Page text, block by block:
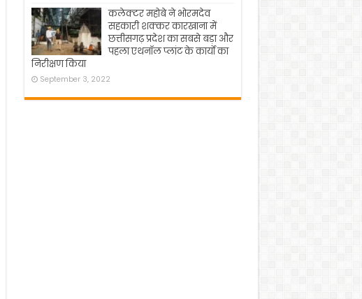
कलेक्टर महोबे ने भोरमदेव
सहकारी शक्कर कारखाना में
छत्तीसगढ़ प्रदेश का सबसे बड़ा और
पहला एथनॉल प्लांट के कार्यो का
निरीक्षण किया
September 3, 2022